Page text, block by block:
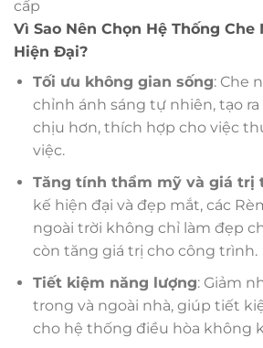
cấp
Vì Sao Nên Chọn Hệ Thống Che
Hiện Đại?
Tối ưu không gian sống: Che
chỉnh ánh sáng tự nhiên, tạo
chịu hơn, thích hợp cho việc
việc.
Tăng tính thẩm mỹ và giá trị
kế hiện đại và đẹp mắt, các
ngoài trời không chỉ làm đẹp
còn tăng giá trị cho công trình.
Tiết kiệm năng lượng: Giảm
trong và ngoài nhà, giúp tiết
cho hệ thống điều hòa không